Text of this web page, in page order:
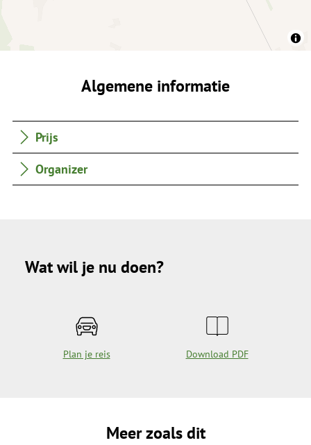
Algemene informatie
Prijs
Organizer
Wat wil je nu doen?
Plan je reis Download PDF
Meer zoals dit